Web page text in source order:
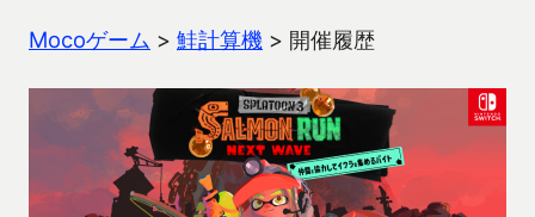
Mocoゲーム > 鮭計算機 > 開催履歴